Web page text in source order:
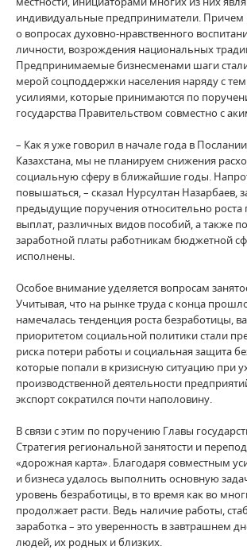
индивидуальные предприниматели. Причем
о вопросах духовно-нравственного
личности, возрождения национальных
Предпринимаемые бизнесменами шаги
мерой соцподдержки населения наряду с
усилиями, которые принимаются по
государства Правительством совместно с
– Как я уже говорил в начале года в
Казахстана, мы не планируем снижения
социальную сферу в ближайшие годы.
повышаться, – сказал Нурсултан Назарбаев,
предыдущие поручения относительно роста
выплат, различных видов пособий, а также
заработной платы работникам бюджетной
исполнены.
Особое внимание уделяется вопросам
Учитывая, что на рынке труда с конца
намечалась тенденция роста безработицы,
приоритетом социальной политики стали
риска потери работы и социальная защита
которые попали в кризисную ситуацию при
производственной деятельности
экспорт сократился почти наполовину.
В связи с этим по поручению Главы
Стратегия региональной занятости и
«дорожная карта». Благодаря совместным
и бизнеса удалось выполнить основную
уровень безработицы, в то время как во
продолжает расти. Ведь наличие работы,
заработка – это уверенность в завтрашнем
людей, их родных и близких.